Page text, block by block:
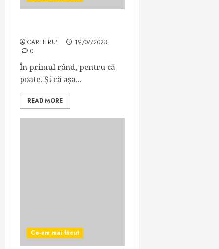
CARTIERU'
19/07/2023
0
În primul rând, pentru că
poate. Și că așa...
READ MORE
Ce-am mai făcut